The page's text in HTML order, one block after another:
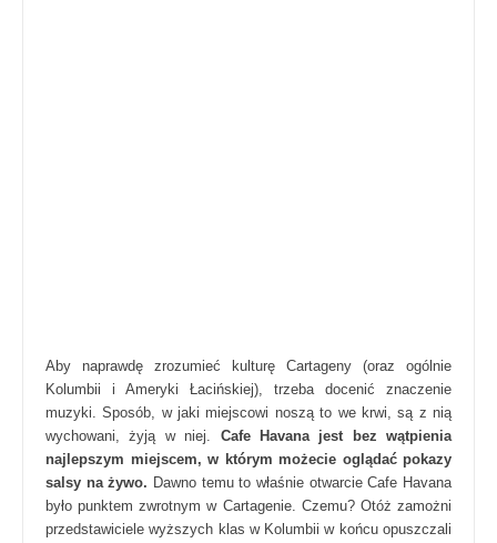
Aby naprawdę zrozumieć kulturę Cartageny (oraz ogólnie
Kolumbii i Ameryki Łacińskiej), trzeba docenić znaczenie
muzyki. Sposób, w jaki miejscowi noszą to we krwi, są z nią
wychowani, żyją w niej. Cafe Havana jest bez wątpienia
najlepszym miejscem, w którym możecie oglądać pokazy
salsy na żywo. Dawno temu to właśnie otwarcie Cafe Havana
było punktem zwrotnym w Cartagenie. Czemu? Otóż zamożni
przedstawiciele wyższych klas w Kolumbii w końcu opuszczali